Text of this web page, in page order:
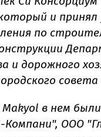
и принял
по
и дорожного
совета
в нем
ООО